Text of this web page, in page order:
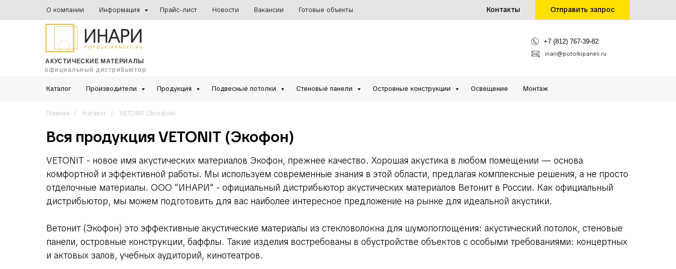
О компании Информация Прайс-лист Новости Вакансии Готовые объекты Контакты Отправить запрос
АКУСТИЧЕСКИЕ МАТЕРИАЛЫ
официальный дистрибьютор
inari@potolkipaneli.ru
+7 (812) 767-39-82
Каталог Производители Продукция Подвесные потолки Стеновые панели Островные конструкции Освещение Монтаж
Главная / Каталог / VETONIT (Экофон)
Вся продукция VETONIT (Экофон)
VETONIT - новое имя акустических материалов Экофон, прежнее качество. Хорошая акустика в любом помещении — основа
комфортной и эффективной работы. Мы используем современные знания в этой области, предлагая комплексные решения, а не просто
отделочные материалы. ООО "ИНАРИ" - официальный дистрибьютор акустических материалов Ветонит в России. Как официальный
дистрибьютор, мы можем подготовить для вас наиболее интересное предложение на рынке для идеальной акустики.
Ветонит (Экофон) это эффективные акустические материалы из стекловолокна для шумопоглощения: акустический потолок, стеновые
панели, островные конструкции, баффлы. Такие изделия востребованы в обустройстве объектов с особыми требованиями: концертных
и актовых залов, учебных аудиторий, кинотеатров.